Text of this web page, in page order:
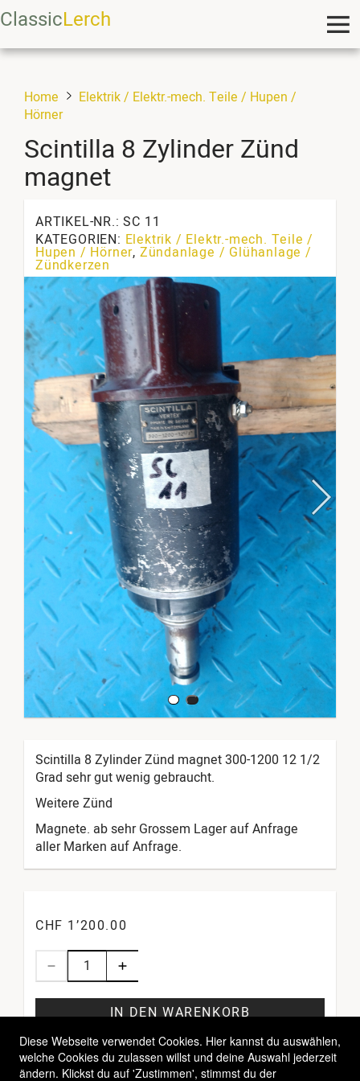
ClassicLerch
Home
Elektrik / Elektr.-mech. Teile / Hupen /
Hörner
Scintilla 8 Zylinder Zünd
magnet
ARTIKEL-NR.: SC 11
KATEGORIEN: Elektrik / Elektr.-mech. Teile /
Hupen / Hörner, Zündanlage / Glühanlage /
Zündkerzen
Scintilla 8 Zylinder Zünd magnet 300-1200 12 1/2
Grad sehr gut wenig gebraucht.
Weitere Zünd
Magnete. ab sehr Grossem Lager auf Anfrage
aller Marken auf Anfrage.
CHF 1’200.00
IN DEN WARENKORB
Diese Webseite verwendet Cookies. Hier kannst du auswählen,
welche Cookies du zulassen willst und deine Auswahl jederzeit
ändern. Klickst du auf 'Zustimmen', stimmst du der